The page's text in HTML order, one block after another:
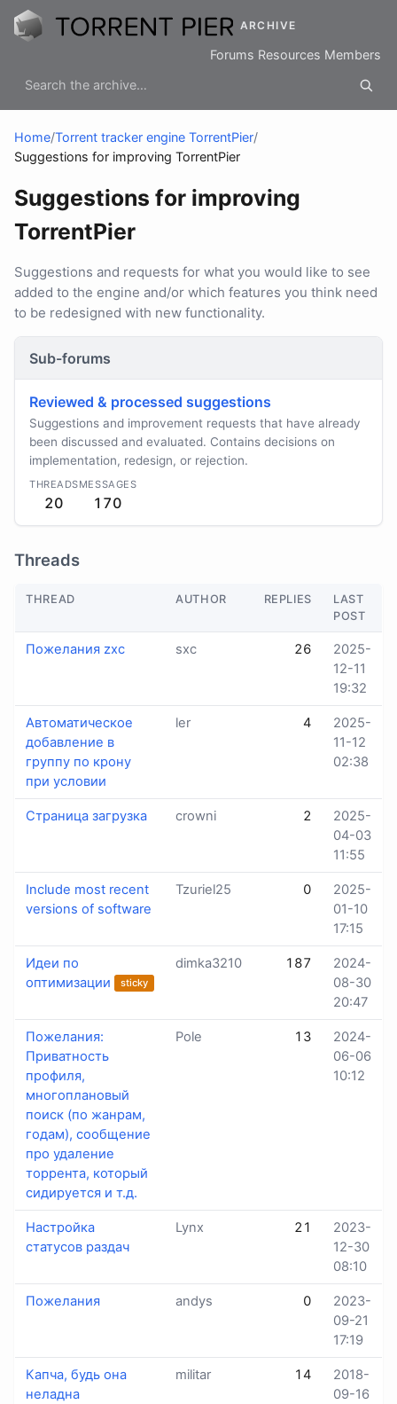
ARCHIVE
Forums Resources Members
Home/Torrent tracker engine TorrentPier/
Suggestions for improving TorrentPier
Suggestions for improving
TorrentPier
Suggestions and requests for what you would like to see
added to the engine and/or which features you think need
to be redesigned with new functionality.
Sub-forums
Reviewed & processed suggestions
Suggestions and improvement requests that have already
been discussed and evaluated. Contains decisions on
implementation, redesign, or rejection.
THREADS
20
MESSAGES
170
Threads
THREAD AUTHOR REPLIES
LAST
POST
Пожелания zxc sхс 26
2025-
12-11
19:32
Автоматическое
добавление в
группу по крону
при условии
ler 4
2025-
11-12
02:38
Страница загрузка crowni 2
2025-
04-03
11:55
Include most recent
versions of software
Tzuriel25 0
2025-
01-10
17:15
Идеи по
оптимизации
sticky
dimka3210 187
2024-
08-30
20:47
Пожелания:
Приватность
профиля,
многоплановый
поиск (по жанрам,
годам), сообщение
про удаление
торрента, который
сидируется и т.д.
Pole 13
2024-
06-06
10:12
Настройка
статусов раздач
Lynx 21
2023-
12-30
08:10
Пожелания andys 0
2023-
09-21
17:19
Капча, будь она
неладна
militar 14
2018-
09-16